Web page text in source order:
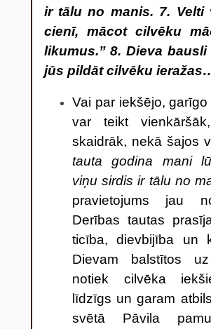
ir tālu no manis. 7. Velti
cienī, mācot cilvēku
likumus.” 8. Dieva bausli
jūs pildāt cilvēku
Vai par iekšējo,
var teikt
skaidrāk, nekā šajos
tauta godina mani
viņu sirdis ir tālu no
pravietojums jau
Derības tautas
ticība, dievbijība un
Dievam balstītos
notiek cilvēka
līdzīgs un garam
svētā Pāvila